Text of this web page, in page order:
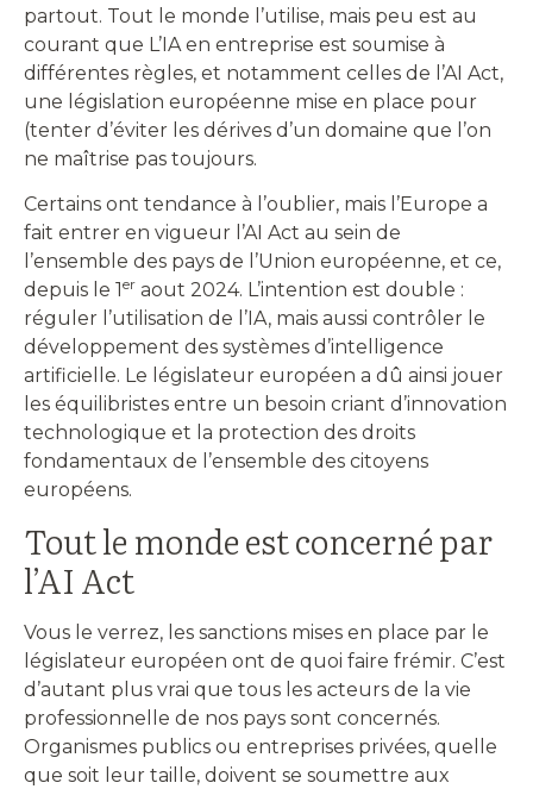
partout. Tout le monde l’utilise, mais peu est au
courant que L’IA en entreprise est soumise à
différentes règles, et notamment celles de l’AI Act,
une législation européenne mise en place pour
(tenter d’éviter les dérives d’un domaine que l’on
ne maîtrise pas toujours.
Certains ont tendance à l’oublier, mais l’Europe a
fait entrer en vigueur l’AI Act au sein de
l’ensemble des pays de l’Union européenne, et ce,
depuis le 1er aout 2024. L’intention est double :
réguler l’utilisation de l’IA, mais aussi contrôler le
développement des systèmes d’intelligence
artificielle. Le législateur européen a dû ainsi jouer
les équilibristes entre un besoin criant d’innovation
technologique et la protection des droits
fondamentaux de l’ensemble des citoyens
européens.
Tout le monde est concerné par
l’AI Act
Vous le verrez, les sanctions mises en place par le
législateur européen ont de quoi faire frémir. C’est
d’autant plus vrai que tous les acteurs de la vie
professionnelle de nos pays sont concernés.
Organismes publics ou entreprises privées, quelle
que soit leur taille, doivent se soumettre aux